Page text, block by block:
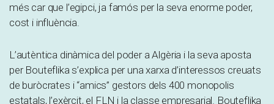
més car que l’egipci, ja famós per la seva enorme poder,
cost i influència.
L’autèntica dinàmica del poder a Algèria i la seva aposta
per Bouteflika s’explica per una xarxa d’interessos creuats
de buròcrates i “amics” gestors dels 400 monopolis
estatals, l’exèrcit, el FLN i la classe empresarial. Bouteflika